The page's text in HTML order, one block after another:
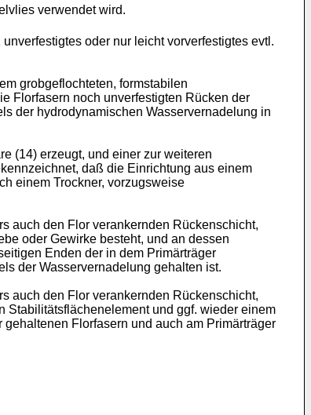
verwendet wird.
unverfestigtes oder nur leicht vorverfestigtes evtl.
grobgeflochteten, formstabilen
Florfasern noch unverfestigten Rücken der
der hydrodynamischen Wasservernadelung in
(14) erzeugt, und einer zur weiteren
daß die Einrichtung aus einem
einem Trockner, vorzugsweise
auch den Flor verankernden Rückenschicht,
oder Gewirke besteht, und an dessen
Enden der in dem Primärträger
der Wasservernadelung gehalten ist.
auch den Flor verankernden Rückenschicht,
und ggf. wieder einem
Florfasern und auch am Primärträger